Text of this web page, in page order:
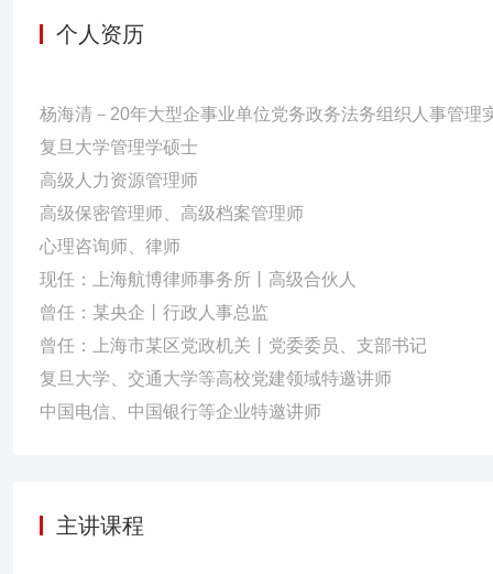
个人资历
杨海清－20年大型企事业单位党务政务法务组织人事管理
复旦大学管理学硕士
高级人力资源管理师
高级保密管理师、高级档案管理师
心理咨询师、律师
现任：上海航博律师事务所丨高级合伙人
曾任：某央企丨行政人事总监
曾任：上海市某区党政机关丨党委委员、支部书记
复旦大学、交通大学等高校党建领域特邀讲师
中国电信、中国银行等企业特邀讲师
主讲课程